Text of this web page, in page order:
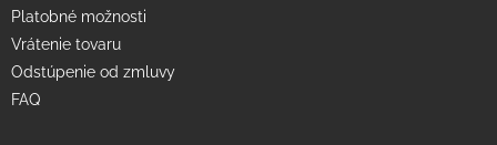
Platobné možnosti
Vrátenie tovaru
Odstúpenie od zmluvy
FAQ